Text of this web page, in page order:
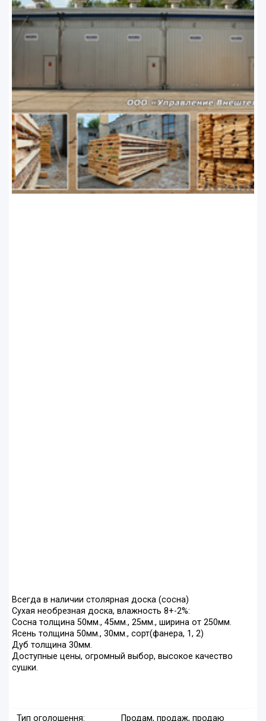
Всегда в наличии столярная доска (сосна)
Сухая необрезная доска, влажность 8+-2%:
Сосна толщина 50мм., 45мм., 25мм., ширина от 250мм.
Ясень толщина 50мм., 30мм., сорт(фанера, 1, 2)
Дуб толщина 30мм.
Доступные цены, огромный выбор, высокое качество
сушки.
Тип оголошення: Продам, продаж, продаю